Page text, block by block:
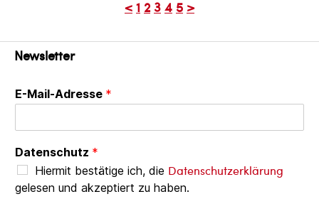
< 1 2 3 4 5 >
Newsletter
E-Mail-Adresse *
Datenschutz *
Hiermit bestätige ich, die Datenschutzerklärung
gelesen und akzeptiert zu haben.